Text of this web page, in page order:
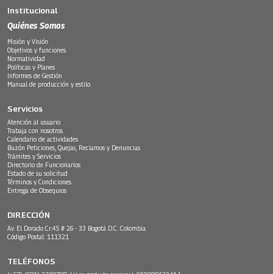
Institucional
Quiénes Somos
Misión y Visión
Objetivos y funciones
Normatividad
Políticas y Planes
Informes de Gestión
Manual de producción y estilo
Servicios
Atención al usuario
Trabaja con nosotros
Calendario de actividades
Buzón Peticiones, Quejas, Reclamos y Denuncias
Trámites y Servicios
Directorio de Funcionarios
Estado de su solicitud
Términos y Condiciones
Entrega de Obsequios
DIRECCIÓN
Av. El Dorado Cr.45 # 26 - 33 Bogotá D.C. Colombia.
Código Postal: 111321
TELÉFONOS